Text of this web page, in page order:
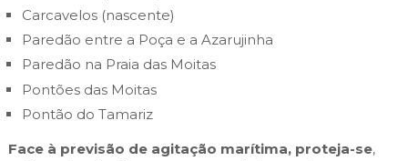
Carcavelos (nascente)
Paredão entre a Poça e a Azarujinha
Paredão na Praia das Moitas
Pontões das Moitas
Pontão do Tamariz
Face à previsão de agitação marítima, proteja-se,